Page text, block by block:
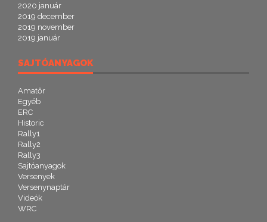
2020 január
2019 december
2019 november
2019 január
SAJTÓANYAGOK
Amatőr
Egyéb
ERC
Historic
Rally1
Rally2
Rally3
Sajtóanyagok
Versenyek
Versenynaptár
Videók
WRC